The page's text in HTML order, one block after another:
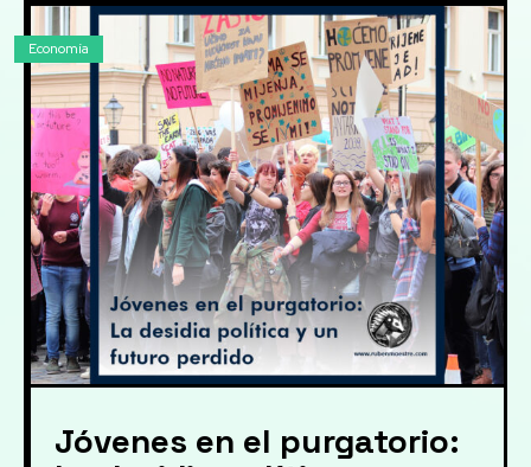
Economía
Jóvenes en el purgatorio: